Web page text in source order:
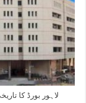
لاہور بورڈ کا